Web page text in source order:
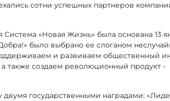
сотни успешных партнеров
«Новая Жизнь» была основана 13
было выбрано ее слоганом
и развиваем общественный
также создаем революционный продукт -
государственными наградами: